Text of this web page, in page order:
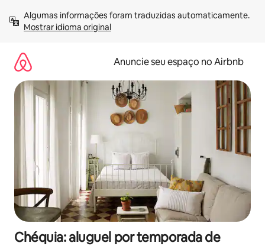
para
Mostrar idioma original
Anuncie seu espaço no Airbnb
Chéquia: aluguel por temporada de